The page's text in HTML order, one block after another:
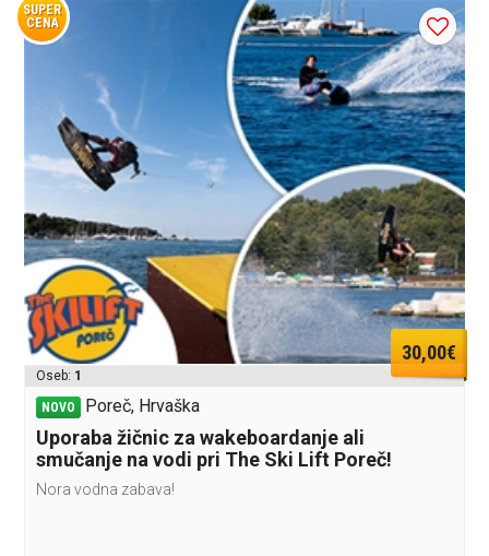
SUPER
CENA
30,00€
Oseb: 1
NOVO Poreč, Hrvaška
Uporaba žičnic za wakeboardanje ali
smučanje na vodi pri The Ski Lift Poreč!
Nora vodna zabava!